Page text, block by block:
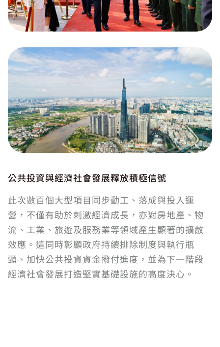
公共投資與經濟社會發展釋放積極信號
此次數百個大型項目同步動工、落成與投入運
營，不僅有助於刺激經濟成長，亦對房地產、物
流、工業、旅遊及服務業等領域產生顯著的擴散
效應。這同時彰顯政府持續排除制度與執行瓶
頸、加快公共投資資金撥付進度，並為下一階段
經濟社會發展打造堅實基礎設施的高度決心。